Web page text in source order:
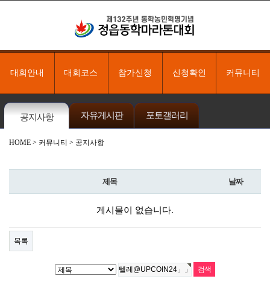
대회안내 대회코스 참가신청 신청확인 커뮤니티
공지사항 자유게시판 포토갤러리
HOME > 커뮤니티 > 공지사항
제목 날짜
게시물이 없습니다.
목록